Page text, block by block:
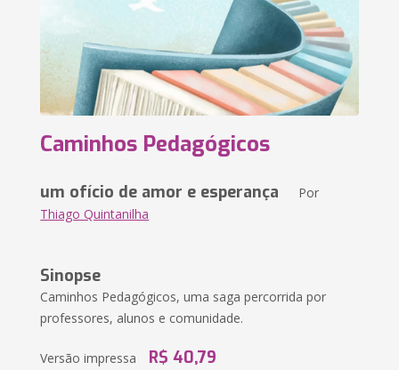
Caminhos Pedagógicos
um ofício de amor e esperança Por
Thiago Quintanilha
Sinopse
Caminhos Pedagógicos, uma saga percorrida por
professores, alunos e comunidade.
Versão impressa R$ 40,79